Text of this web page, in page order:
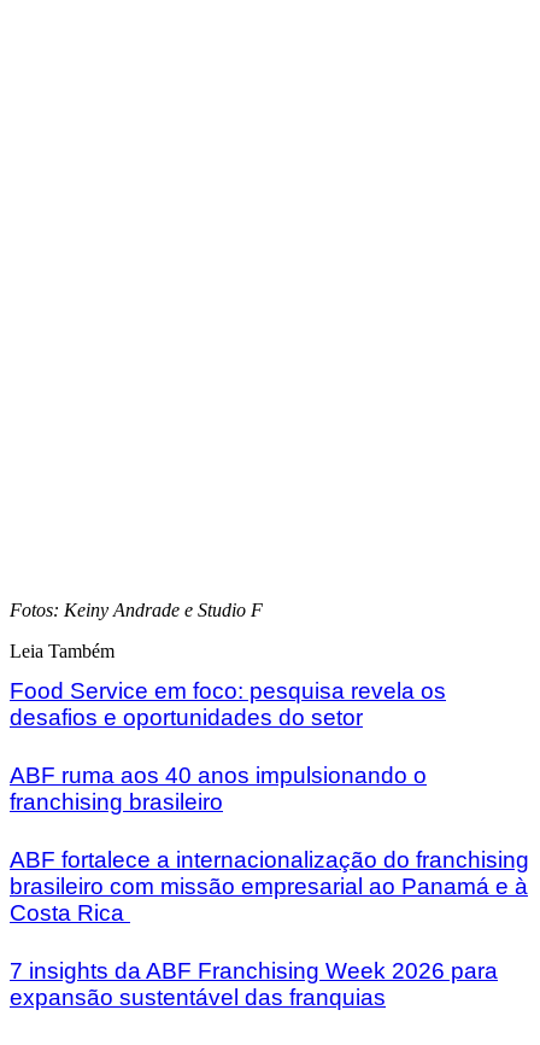
Fotos: Keiny Andrade e Studio F
Leia Também
Food Service em foco: pesquisa revela os
desafios e oportunidades do setor
ABF ruma aos 40 anos impulsionando o
franchising brasileiro
ABF fortalece a internacionalização do franchising
brasileiro com missão empresarial ao Panamá e à
Costa Rica
7 insights da ABF Franchising Week 2026 para
expansão sustentável das franquias